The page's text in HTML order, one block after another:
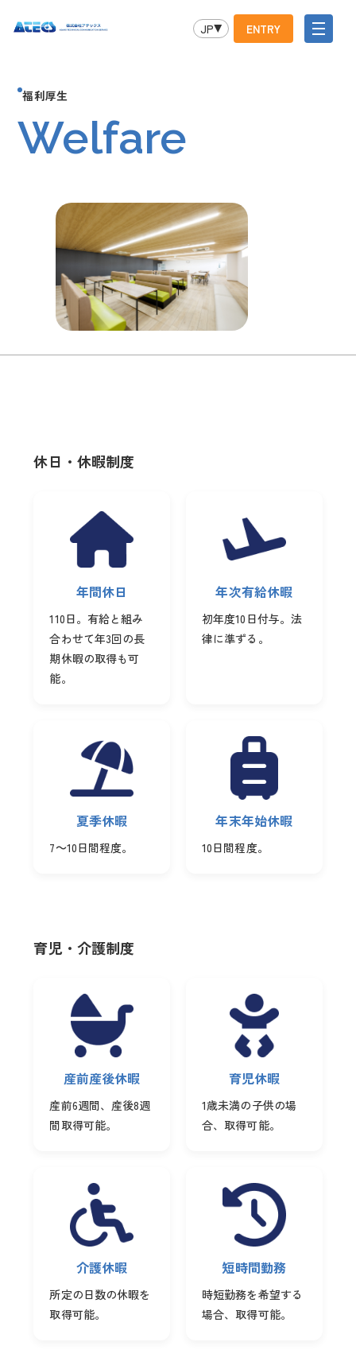
JP ENTRY
福利厚生
Welfare
休日・休暇制度
年間休日
110日。有給と組み
合わせて年3回の長
期休暇の取得も可
能。
年次有給休暇
初年度10日付与。法
律に準ずる。
夏季休暇
7～10日間程度。
年末年始休暇
10日間程度。
育児・介護制度
産前産後休暇
産前6週間、産後8週
間取得可能。
育児休暇
1歳未満の子供の場
合、取得可能。
介護休暇
所定の日数の休暇を
取得可能。
短時間勤務
時短勤務を希望する
場合、取得可能。